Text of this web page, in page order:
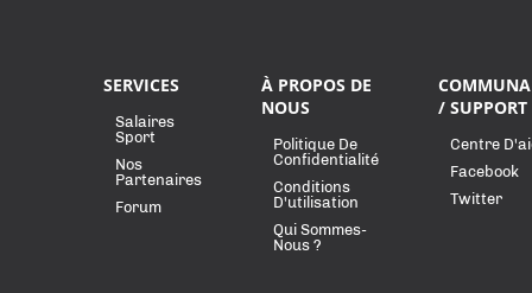
SERVICES
Salaires
Sport
Nos
Partenaires
Forum
À PROPOS DE
NOUS
Politique De
Confidentialité
Conditions
D'utilisation
Qui Sommes-
Nous ?
/ SUPPORT
Centre
Facebook
Twitter